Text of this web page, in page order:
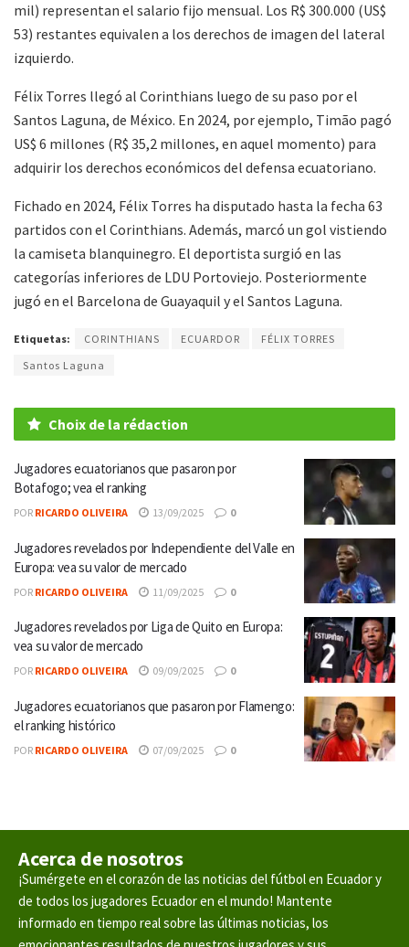
mil) representan el salario fijo mensual. Los R$ 300.000 (US$
53) restantes equivalen a los derechos de imagen del lateral
izquierdo.
Félix Torres llegó al Corinthians luego de su paso por el
Santos Laguna, de México. En 2024, por ejemplo, Timão pagó
US$ 6 millones (R$ 35,2 millones, en aquel momento) para
adquirir los derechos económicos del defensa ecuatoriano.
Fichado en 2024, Félix Torres ha disputado hasta la fecha 63
partidos con el Corinthians. Además, marcó un gol vistiendo
la camiseta blanquinegro. El deportista surgió en las
categorías inferiores de LDU Portoviejo. Posteriormente
jugó en el Barcelona de Guayaquil y el Santos Laguna.
Etiquetas: CORINTHIANS ECUARDOR
FÉLIX TORRES
Santos Laguna
Choix de la rédaction
Jugadores ecuatorianos que pasaron por
Botafogo; vea el ranking
POR RICARDO OLIVEIRA 13/09/2025 0
Jugadores revelados por Independiente del Valle en
Europa: vea su valor de mercado
POR RICARDO OLIVEIRA 11/09/2025 0
Jugadores revelados por Liga de Quito en Europa:
vea su valor de mercado
POR RICARDO OLIVEIRA 09/09/2025 0
Jugadores ecuatorianos que pasaron por Flamengo:
el ranking histórico
POR RICARDO OLIVEIRA 07/09/2025 0
Acerca de nosotros
¡Sumérgete en el corazón de las noticias del fútbol en Ecuador y
de todos los jugadores Ecuador en el mundo! Mantente
informado en tiempo real sobre las últimas noticias, los